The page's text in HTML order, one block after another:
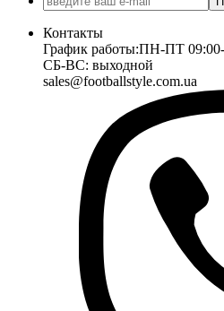
Контакты
График работы:ПН-ПТ 09:00-
СБ-ВС: выходной
sales@footballstyle.com.ua